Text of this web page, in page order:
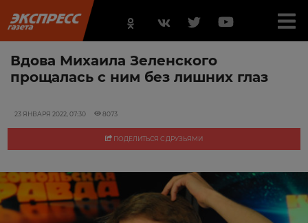
Вдова Михаила Зеленского
прощалась с ним без лишних глаз
23 ЯНВАРЯ 2022, 07:30 8073
ПОДЕЛИТЬСЯ С ДРУЗЬЯМИ